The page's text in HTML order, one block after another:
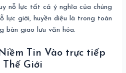
nỗ lực tất cả ý nghĩa của chúng
lực giới, huyền diệu là trong toàn
bàn giao lưu văn hóa.
Tin Vào trực tiếp
Giới